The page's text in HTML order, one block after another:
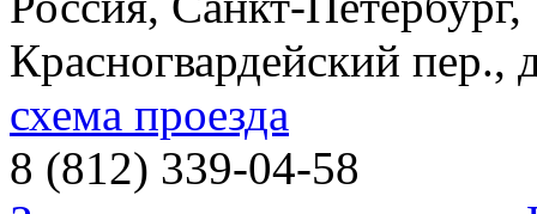
Красногвардейский пер.,
схема проезда
8 (812) 339-04-58